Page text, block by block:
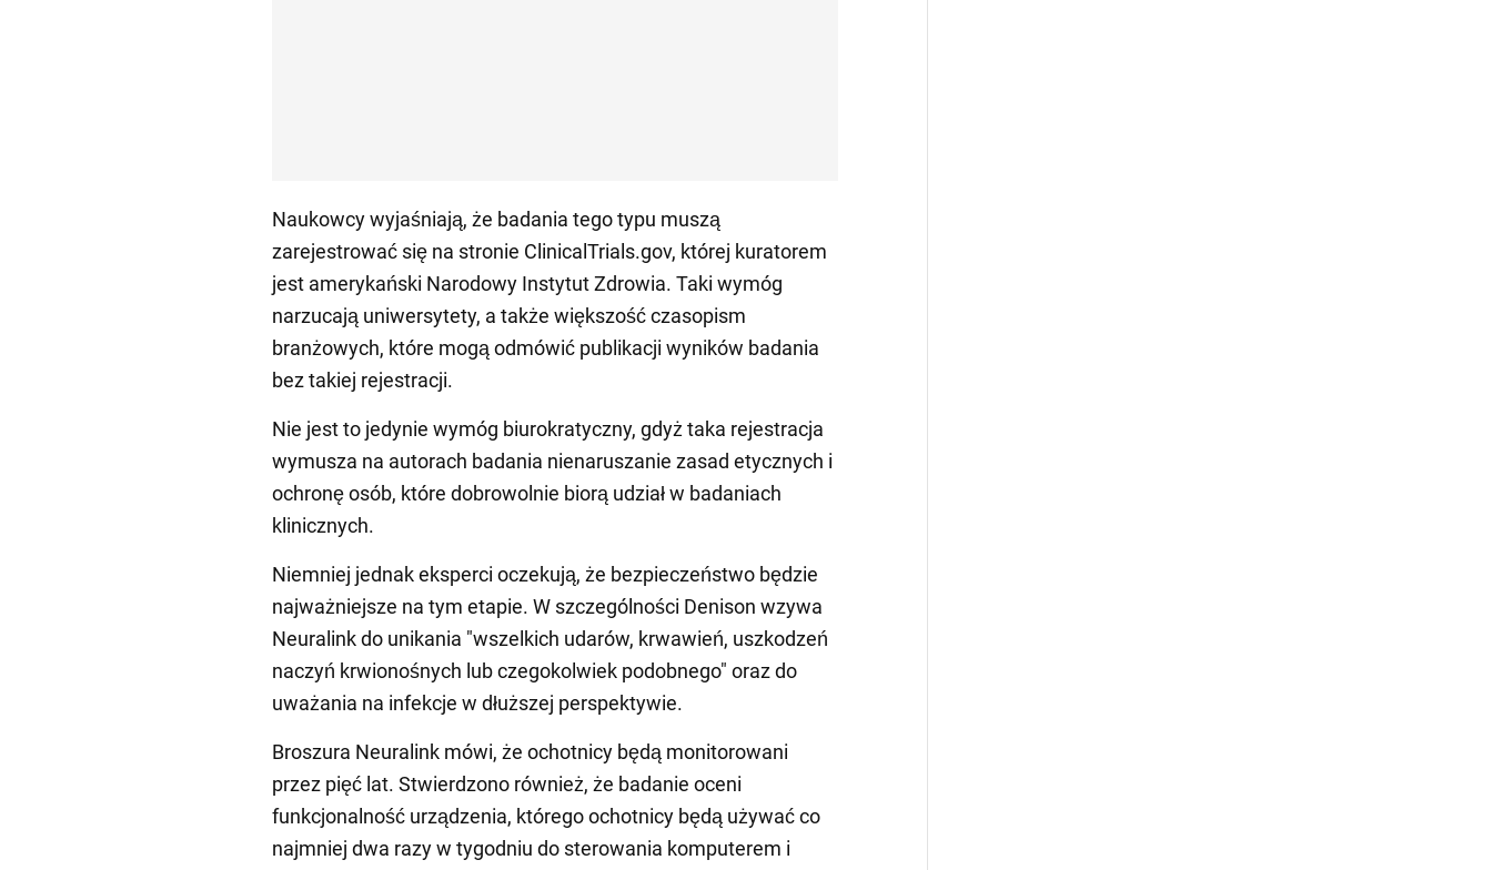
Naukowcy wyjaśniają, że badania tego typu muszą
zarejestrować się na stronie ClinicalTrials.gov, której kuratorem
jest amerykański Narodowy Instytut Zdrowia. Taki wymóg
narzucają uniwersytety, a także większość czasopism
branżowych, które mogą odmówić publikacji wyników badania
bez takiej rejestracji.
Nie jest to jedynie wymóg biurokratyczny, gdyż taka rejestracja
wymusza na autorach badania nienaruszanie zasad etycznych i
ochronę osób, które dobrowolnie biorą udział w badaniach
klinicznych.
Niemniej jednak eksperci oczekują, że bezpieczeństwo będzie
najważniejsze na tym etapie. W szczególności Denison wzywa
Neuralink do unikania "wszelkich udarów, krwawień, uszkodzeń
naczyń krwionośnych lub czegokolwiek podobnego" oraz do
uważania na infekcje w dłuższej perspektywie.
Broszura Neuralink mówi, że ochotnicy będą monitorowani
przez pięć lat. Stwierdzono również, że badanie oceni
funkcjonalność urządzenia, którego ochotnicy będą używać co
najmniej dwa razy w tygodniu do sterowania komputerem i